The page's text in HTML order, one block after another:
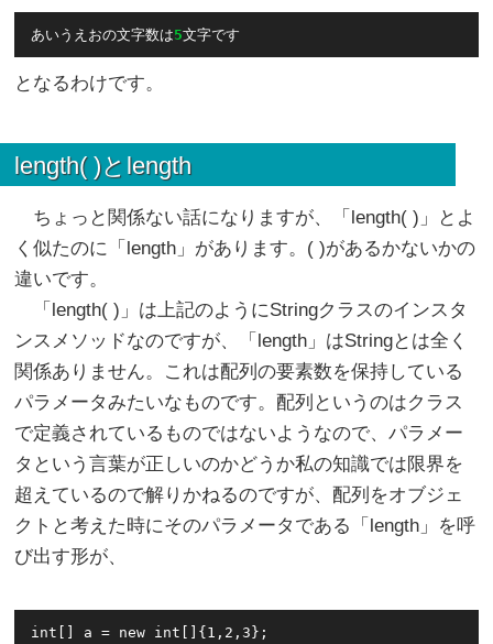
あいうえおの文字数は5
となるわけです。
length( )とlength
ちょっと関係ない話になりますが、「length( )」とよ
く似たのに「length」があります。( )があるかないかの
違いです。
「length( )」は上記のようにStringクラスのインスタ
ンスメソッドなのですが、「length」はStringとは全く
関係ありません。これは配列の要素数を保持している
パラメータみたいなものです。配列というのはクラス
で定義されているものではないようなので、パラメー
タという言葉が正しいのかどうか私の知識では限界を
超えているので解りかねるのですが、配列をオブジェ
クトと考えた時にそのパラメータである「length」を呼
び出す形が、
int[] a = new int[]{1,2,3};